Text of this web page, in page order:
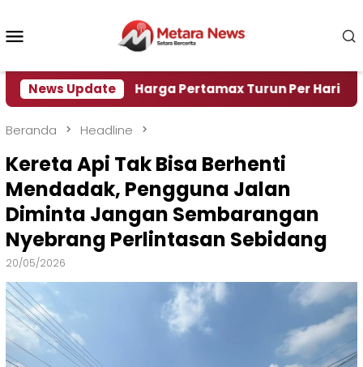
konten
News UpdateHarga Pertamax Turun Per Hari Ini, Segini
Beranda Headline
Kereta Api Tak Bisa Berhenti
Mendadak, Pengguna Jalan
Diminta Jangan Sembarangan
Nyebrang Perlintasan Sebidang
20/05/2026